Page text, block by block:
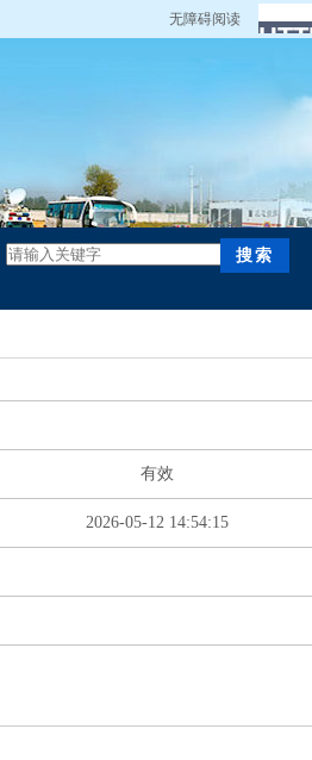
无障碍阅读
有效
2026-05-12 14:54:15